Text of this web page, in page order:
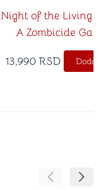
Night of the Living
A Zombicide
13,990 RSD
Pomeranje